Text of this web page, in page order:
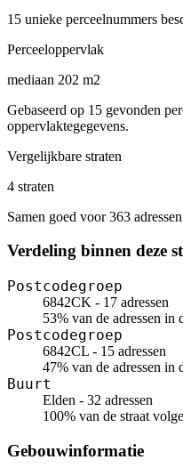
15 unieke perceelnummers
Perceeloppervlak
mediaan 202 m2
Gebaseerd op 15 gevonden
oppervlaktegegevens.
Vergelijkbare straten
4 straten
Samen goed voor 363
Verdeling binnen deze
Postcodegroep
6842CK - 17 adressen
53% van de adressen in
Postcodegroep
6842CL - 15 adressen
47% van de adressen in
Buurt
Elden - 32 adressen
100% van de straat
Gebouwinformatie